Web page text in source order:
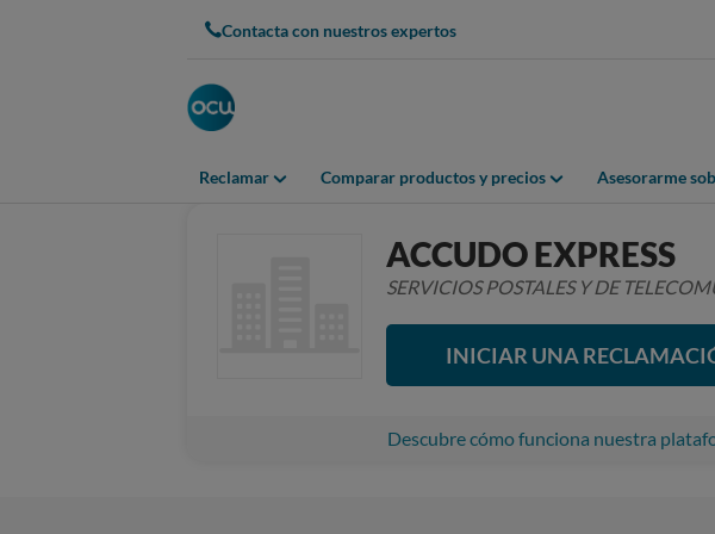
Contacta con nuestros expertos
Reclamar Comparar productos y precios Asesorarme
ACCUDO EXPRESS
SERVICIOS POSTALES Y DE
INICIAR UNA
Descubre cómo funciona nuestra